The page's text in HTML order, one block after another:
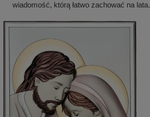
wiadomość, którą łatwo zachować na lata.